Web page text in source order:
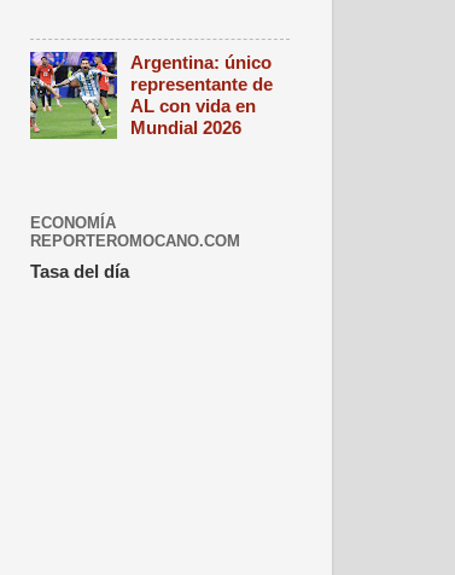
Argentina: único
representante de
AL con vida en
Mundial 2026
ECONOMÍA
REPORTEROMOCANO.COM
Tasa del día